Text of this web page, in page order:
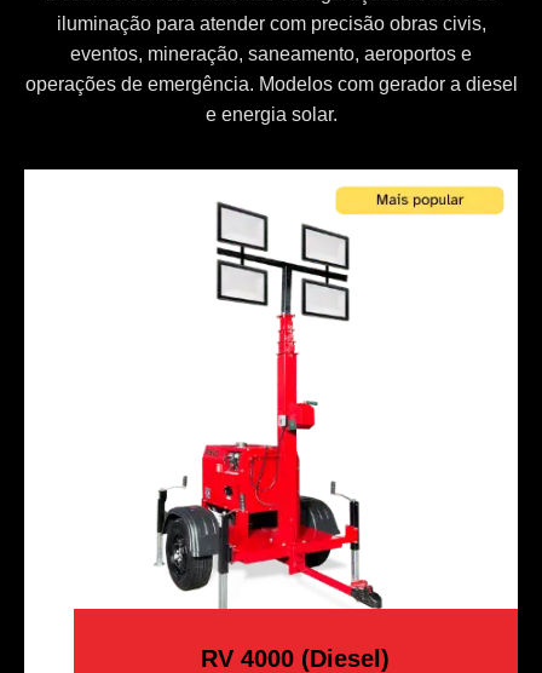
iluminação para atender com precisão obras civis,
eventos, mineração, saneamento, aeroportos e
operações de emergência. Modelos com gerador a diesel
e energia solar.
RV 4000 (diesel)